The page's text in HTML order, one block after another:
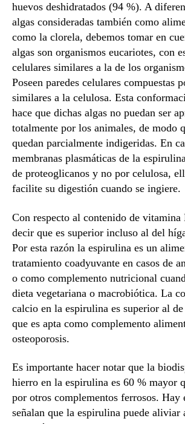
huevos deshidratados (94 %). A
algas consideradas también como
como la clorela, debemos tomar en
algas son organismos eucariotes, con
celulares similares a la de los
Poseen paredes celulares compuestas
similares a la celulosa. Esta
hace que dichas algas no puedan ser
totalmente por los animales, de modo
quedan parcialmente indigeridas. En
membranas plasmáticas de la
de proteoglicanos y no por celulosa,
facilite su digestión cuando se ingiere.
Con respecto al contenido de vitamina
decir que es superior incluso al del
Por esta razón la espirulina es un
tratamiento coadyuvante en casos de
o como complemento nutricional
dieta vegetariana o macrobiótica. La
calcio en la espirulina es superior al
que es apta como complemento
osteoporosis.
Es importante hacer notar que la
hierro en la espirulina es 60 % mayor
por otros complementos ferrosos. Hay
señalan que la espirulina puede aliviar